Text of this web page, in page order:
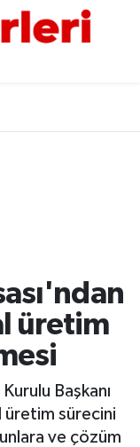
üretim
Başkanı
üretim sürecini
ve çözüm